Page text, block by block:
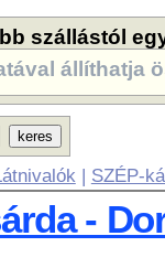
szállástól
állíthatja
| SZÉP-
-